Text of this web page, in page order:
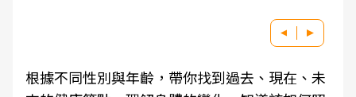
根據不同性別與年齡，帶你找到過去、現在、未